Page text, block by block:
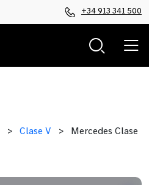
+34 913 341 500
> Clase V >
Mercedes Clase